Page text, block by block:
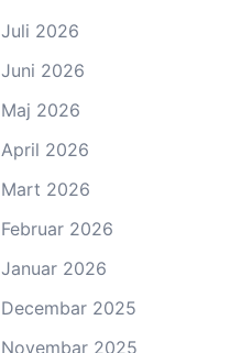
Juli 2026
Juni 2026
Maj 2026
April 2026
Mart 2026
Februar 2026
Januar 2026
Decembar 2025
Novembar 2025